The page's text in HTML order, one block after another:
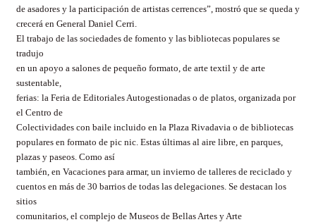
de asadores y la participación de artistas cerrences”, mostró que se queda y
crecerá en General Daniel Cerri.
El trabajo de las sociedades de fomento y las bibliotecas populares se
tradujo
en un apoyo a salones de pequeño formato, de arte textil y de arte
sustentable,
ferias: la Feria de EditorialesAutogestionadas o de platos, organizada por
el Centro de
Colectividades con baile incluido en la Plaza Rivadavia o de bibliotecas
populares en formato de pic nic. Estas últimas al aire libre, en parques,
plazas y paseos. Como así
también, en Vacaciones para armar, un invierno de talleres de reciclado y
cuentos en más de 30 barrios de todas las delegaciones. Se destacan los
sitios
comunitarios, el complejo de Museos de Bellas Artes y Arte